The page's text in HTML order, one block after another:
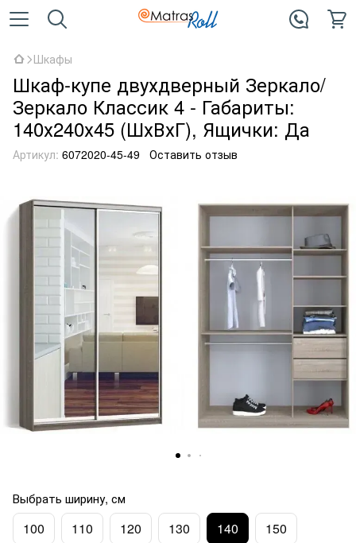
Шкафы
Шкаф-купе двухдверный Зеркало/
Зеркало Классик 4 - Габариты:
140х240х45 (ШхВхГ), Ящички: Да
Артикул: 6072020-45-49 Оставить отзыв
Выбрать ширину, см
100 110 120 130 140 150